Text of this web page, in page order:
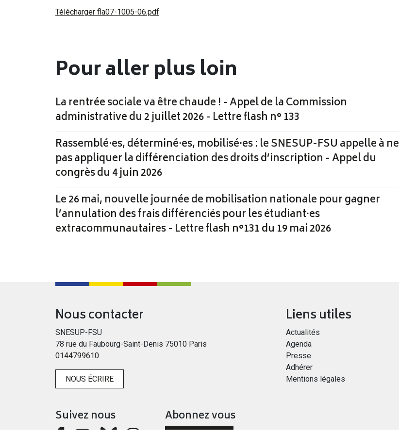
Télécharger fla07-1005-06.pdf
Pour aller plus loin
La rentrée sociale va être chaude ! - Appel de la Commission
administrative du 2 juillet 2026 - Lettre flash n° 133
Rassemblé·es, déterminé·es, mobilisé·es : le SNESUP-FSU appelle à ne
pas appliquer la différenciation des droits d’inscription - Appel du
congrès du 4 juin 2026
Le 26 mai, nouvelle journée de mobilisation nationale pour gagner
l’annulation des frais différenciés pour les étudiant·es
extracommunautaires - Lettre flash n°131 du 19 mai 2026
Nous contacter
SNESUP-FSU
78 rue du Faubourg-Saint-Denis 75010 Paris
0144799610
NOUS ÉCRIRE
Suivez nous Abonnez vous
Liens utiles
Actualités
Agenda
Presse
Adhérer
Mentions légales